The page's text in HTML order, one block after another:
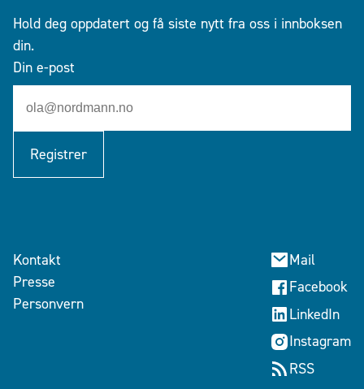
Hold deg oppdatert og få siste nytt fra oss i innboksen
din.
Din e-post
Registrer
Kontakt
Presse
Personvern
Mail
Facebook
LinkedIn
Instagram
RSS